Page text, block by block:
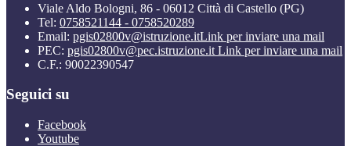
Viale Aldo Bologni, 86 - 06012 Città di Castello (PG)
Tel: 0758521144 - 0758520289
Email: pgis02800v@istruzione.itLink per inviare una mail
PEC: pgis02800v@pec.istruzione.it Link per inviare una mail
C.F.: 90022390547
Seguici su
Facebook
Youtube